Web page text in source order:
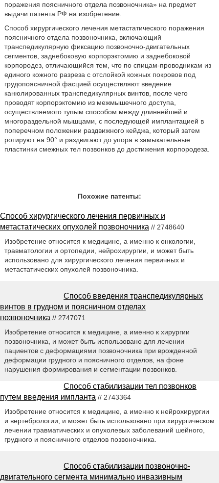
поражения поясничного отдела позвоночника» на предмет
выдачи патента РФ на изобретение.
Способ хирургического лечения метастатического поражения
поясничного отдела позвоночника, включающий
транспедикулярную фиксацию позвоночно-двигательных
сегментов, заднебоковую корпорэктомию и заднебоковой
корпородез, отличающийся тем, что по спицам-проводникам из
единого кожного разреза с отслойкой кожных покровов под
грудопоясничной фасцией осуществляют введение
канюлированных транспедикулярных винтов, после чего
проводят корпорэктомию из межмышечного доступа,
осуществляемого тупым способом между длиннейшей и
многораздельной мышцами, с последующей имплантацией в
поперечном положении раздвижного кейджа, который затем
ротируют на 90° и раздвигают до упора в замыкательные
пластинки смежных тел позвонков до достижения корпородеза.
Похожие патенты:
Способ хирургического лечения первичных и
метастатических опухолей позвоночника // 2748640
Изобретение относится к медицине, а именно к онкологии,
травматологии и ортопедии, нейрохирургии, и может быть
использовано для хирургического лечения первичных и
метастатических опухолей позвоночника.
Способ введения транспедикулярных
винтов в грудном и поясничном отделах
позвоночника // 2747071
Изобретение относится к медицине, а именно к хирургии
позвоночника, и может быть использовано для лечении
пациентов с деформациями позвоночника при врожденной
деформации грудного и поясничного отделов, на фоне
нарушения формирования и сегментации позвонков.
Способ стабилизации тел позвонков
путем введения импланта // 2743364
Изобретение относится к медицине, а именно к нейрохирургии
и вертебрологии, и может быть использовано при хирургическом
лечении травматических и опухолевых заболеваний шейного,
грудного и поясничного отделов позвоночника.
Способ стабилизации позвоночно-
двигательного сегмента минимально инвазивным